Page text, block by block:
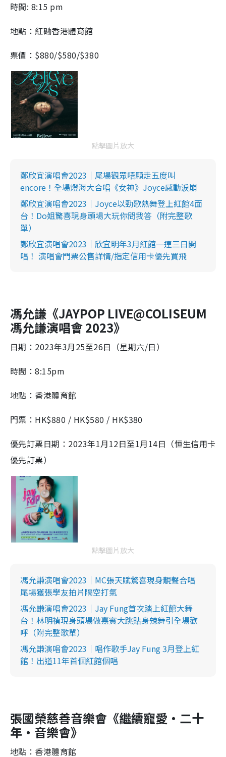
時間: 8:15 pm
地點：紅磡香港體育館
票價：$880/$580/$380
點擊圖片放大
鄭欣宜演唱會2023｜尾場觀眾唔願走五度叫
encore！全場燈海大合唱《女神》Joyce感動淚崩
鄭欣宜演唱會2023｜Joyce以勁歌熱舞登上紅館4面
台！Do姐驚喜現身頭場大玩你問我答（附完整歌
單）
鄭欣宜演唱會2023｜欣宜明年3月紅館一連三日開
唱！ 演唱會門票公售詳情/指定信用卡優先買飛
馮允謙《JAYPOP LIVE@COLISEUM
馮允謙演唱會 2023》
日期：2023年3月25至26日（星期六/日）
時間：8:15pm
地點：香港體育館
門票：HK$880 / HK$580 / HK$380
優先訂票日期：2023年1月12日至1月14日（恒生信用卡
優先訂票）
點擊圖片放大
馮允謙演唱會2023｜MC張天賦驚喜現身靚聲合唱
尾場獲張學友拍片隔空打氣
馮允謙演唱會2023｜Jay Fung首次踏上紅館大舞
台！林明禎現身頭場做嘉賓大跳貼身辣舞引全場歡
呼（附完整歌單）
馮允謙演唱會2023｜唱作歌手Jay Fung 3月登上紅
館！出道11年首個紅館個唱
張國榮慈善音樂會《繼續寵愛・二十
年・音樂會》
地點：香港體育館